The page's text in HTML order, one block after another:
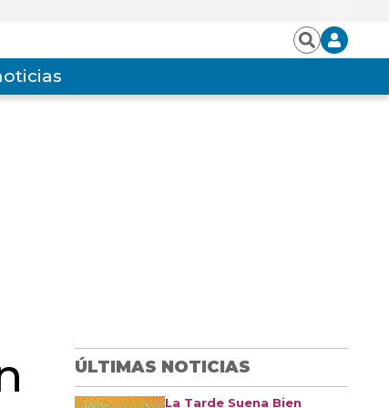
BuscarIniciar
sesión
ÚLTIMAS NOTICIAS
La Tarde Suena Bien